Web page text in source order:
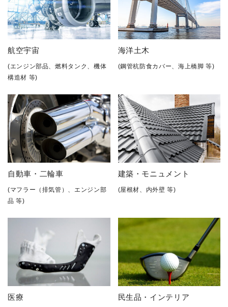
航空宇宙
(エンジン部品、燃料タンク、機体
構造材 等)
海洋土木
(鋼管杭防食カバー、海上橋脚 等)
自動車・二輪車
(マフラー（排気管）、エンジン部
品 等)
建築・モニュメント
(屋根材、内外壁 等)
医療 民生品・インテリア